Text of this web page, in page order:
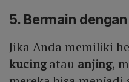
5. Bermain
Jika Anda memiliki
kucingatau anjing,